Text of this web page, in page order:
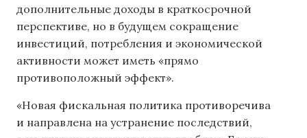
дополнительные доходы в краткосрочной
перспективе, но в будущем сокращение
инвестиций, потребления и экономической
активности может иметь «прямо
противоположный эффект».
«Новая фискальная политика противоречива
и направлена ​​на устранение последствий,